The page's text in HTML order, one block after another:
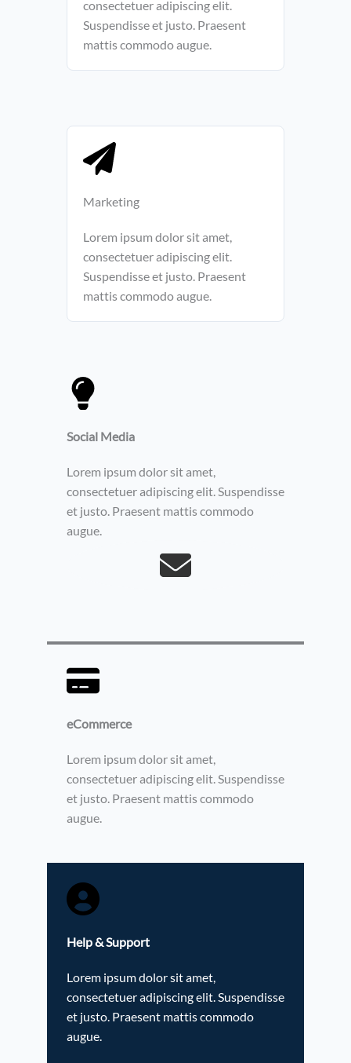
consectetuer adipiscing elit.
Suspendisse et justo. Praesent
mattis commodo augue.
Marketing​​
Lorem ipsum dolor sit amet,
consectetuer adipiscing elit.
Suspendisse et justo. Praesent
mattis commodo augue.
Social Media​
Lorem ipsum dolor sit amet,
consectetuer adipiscing elit. Suspendisse
et justo. Praesent mattis commodo
augue.
eCommerce​
Lorem ipsum dolor sit amet,
consectetuer adipiscing elit. Suspendisse
et justo. Praesent mattis commodo
augue.
Help & Support​
Lorem ipsum dolor sit amet,
consectetuer adipiscing elit. Suspendisse
et justo. Praesent mattis commodo
augue.